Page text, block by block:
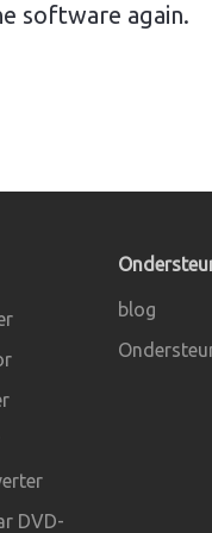
software again.
DVD-
blog